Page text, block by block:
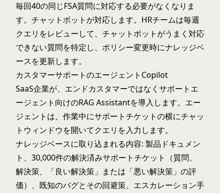
毎回40の同じFSA質問に対応する必要がなくなりま
す。チャットボットが対応します。HRチームは毎週
クエリをレビューして、チャットボットがうまく対応
できない質問を特定し、ポリシー変更時にナレッジベ
ースを更新します。
カスタマーサポートのエージェントCopilot
SaaS企業が、エンドカスタマーではなくサポートエ
ージェント向けのRAG Assistantを導入します。エー
ジェントは、作業中にサポートチケットの横にチャッ
トウィンドウを開いてクエリを入力します。
ナレッジベースに取り込まれる内容: 製品ドキュメン
ト、30,000件の解決済みサポートチケット（質問、
解決策、「良い解決策」または「悪い解決策」の評
価）、既知のバグとその回避策、エスカレーション手